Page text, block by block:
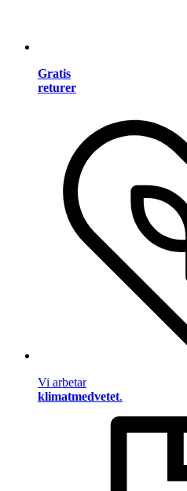
Gratis
returer
Vi arbetar
klimatmedvetet.